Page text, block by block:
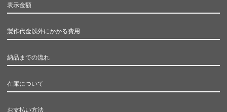
表示金額
製作代金以外にかかる費用
納品までの流れ
在庫について
お支払い方法